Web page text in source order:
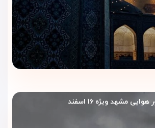
اتاق، تاریخ ورود و خروج و شرایط اقامت را
شما با خیال راحت انجام شود.
قبل و حین سفر
و در طول اقامت کنار شما می‌ماند. در صورت
با رزرو هتل الماس ۱ مشهد، اقامتی شیک، راحت و نزدیک حرم را با
هوایی مشهد ویژه ۱۶ اسفند